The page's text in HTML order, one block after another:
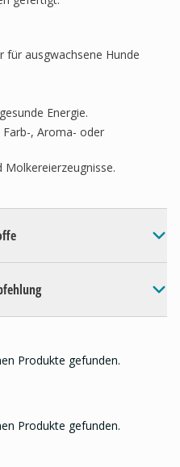
ausgwachsene Hunde
Energie.
, Aroma- oder
Produkte gefunden.
Produkte gefunden.